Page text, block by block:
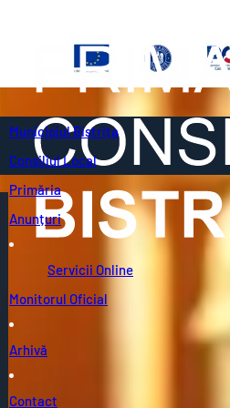
Municipiul Bistrița
Consiliul Local
Primăria
Anunțuri
Servicii Online
Monitorul Oficial
Arhivă
Contact